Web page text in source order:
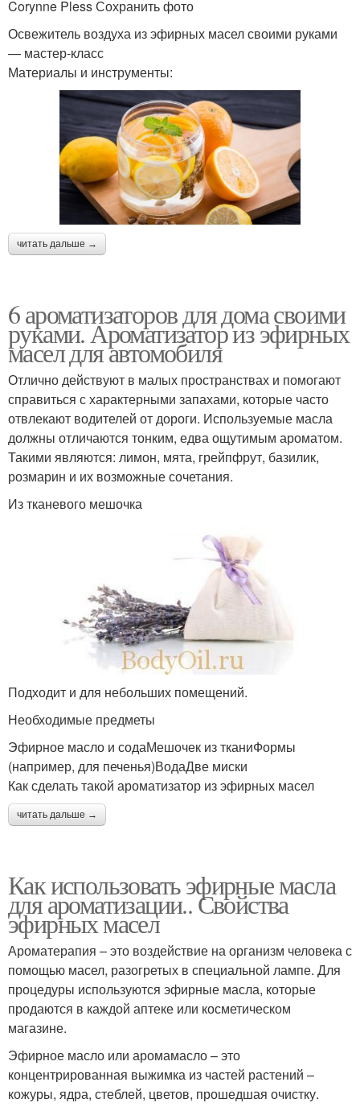
Corynne Pless Сохранить фото
Освежитель воздуха из эфирных масел своими руками
— мастер-класс
Материалы и инструменты:
читать дальше →
6 ароматизаторов для дома своими
руками. Ароматизатор из эфирных
масел для автомобиля
Отлично действуют в малых пространствах и помогают
справиться с характерными запахами, которые часто
отвлекают водителей от дороги. Используемые масла
должны отличаются тонким, едва ощутимым ароматом.
Такими являются: лимон, мята, грейпфрут, базилик,
розмарин и их возможные сочетания.
Из тканевого мешочка
Подходит и для небольших помещений.
Необходимые предметы
Эфирное масло и содаМешочек из тканиФормы
(например, для печенья)ВодаДве миски
Как сделать такой ароматизатор из эфирных масел
читать дальше →
Как использовать эфирные масла
для ароматизации.. Свойства
эфирных масел
Ароматерапия – это воздействие на организм человека с
помощью масел, разогретых в специальной лампе. Для
процедуры используются эфирные масла, которые
продаются в каждой аптеке или косметическом
магазине.
Эфирное масло или аромамасло – это
концентрированная выжимка из частей растений –
кожуры, ядра, стеблей, цветов, прошедшая очистку.